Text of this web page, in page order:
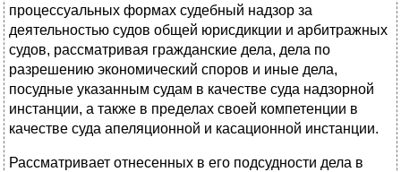
процессуальных формах судебный надзор за
деятельностью судов общей юрисдикции и арбитражных
судов, рассматривая гражданские дела, дела по
разрешению экономический споров и иные дела,
посудные указанным судам в качестве суда надзорной
инстанции, а также в пределах своей компетенции в
качестве суда апеляционной и касационной инстанции.
Рассматривает отнесенных в его подсудности дела в